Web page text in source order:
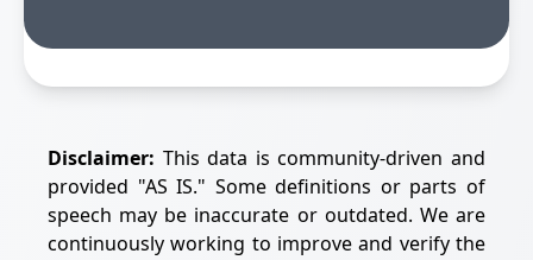
Disclaimer: This data is community-driven and
provided "AS IS." Some definitions or parts of
speech may be inaccurate or outdated. We are
continuously working to improve and verify the